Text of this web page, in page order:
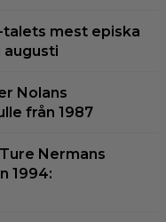
talets mest episka
Nolans
från 1987
Nermans
1994: